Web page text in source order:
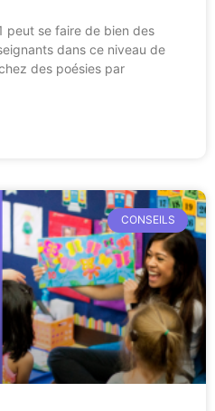
peut se faire de bien des
dans ce niveau de
des poésies par
CONSEILS